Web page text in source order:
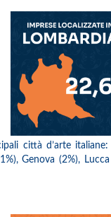
città d’arte
Genova (2%), Lucca